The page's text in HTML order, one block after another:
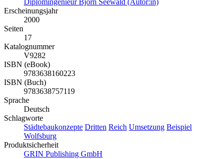
Diplomingenieur Björn Seewald (Autor:in)
Erscheinungsjahr
2000
Seiten
17
Katalognummer
V9282
ISBN (eBook)
9783638160223
ISBN (Buch)
9783638757119
Sprache
Deutsch
Schlagworte
Städtebaukonzepte Dritten Reich Umsetzung Beispiel
Wolfsburg
Produktsicherheit
GRIN Publishing GmbH